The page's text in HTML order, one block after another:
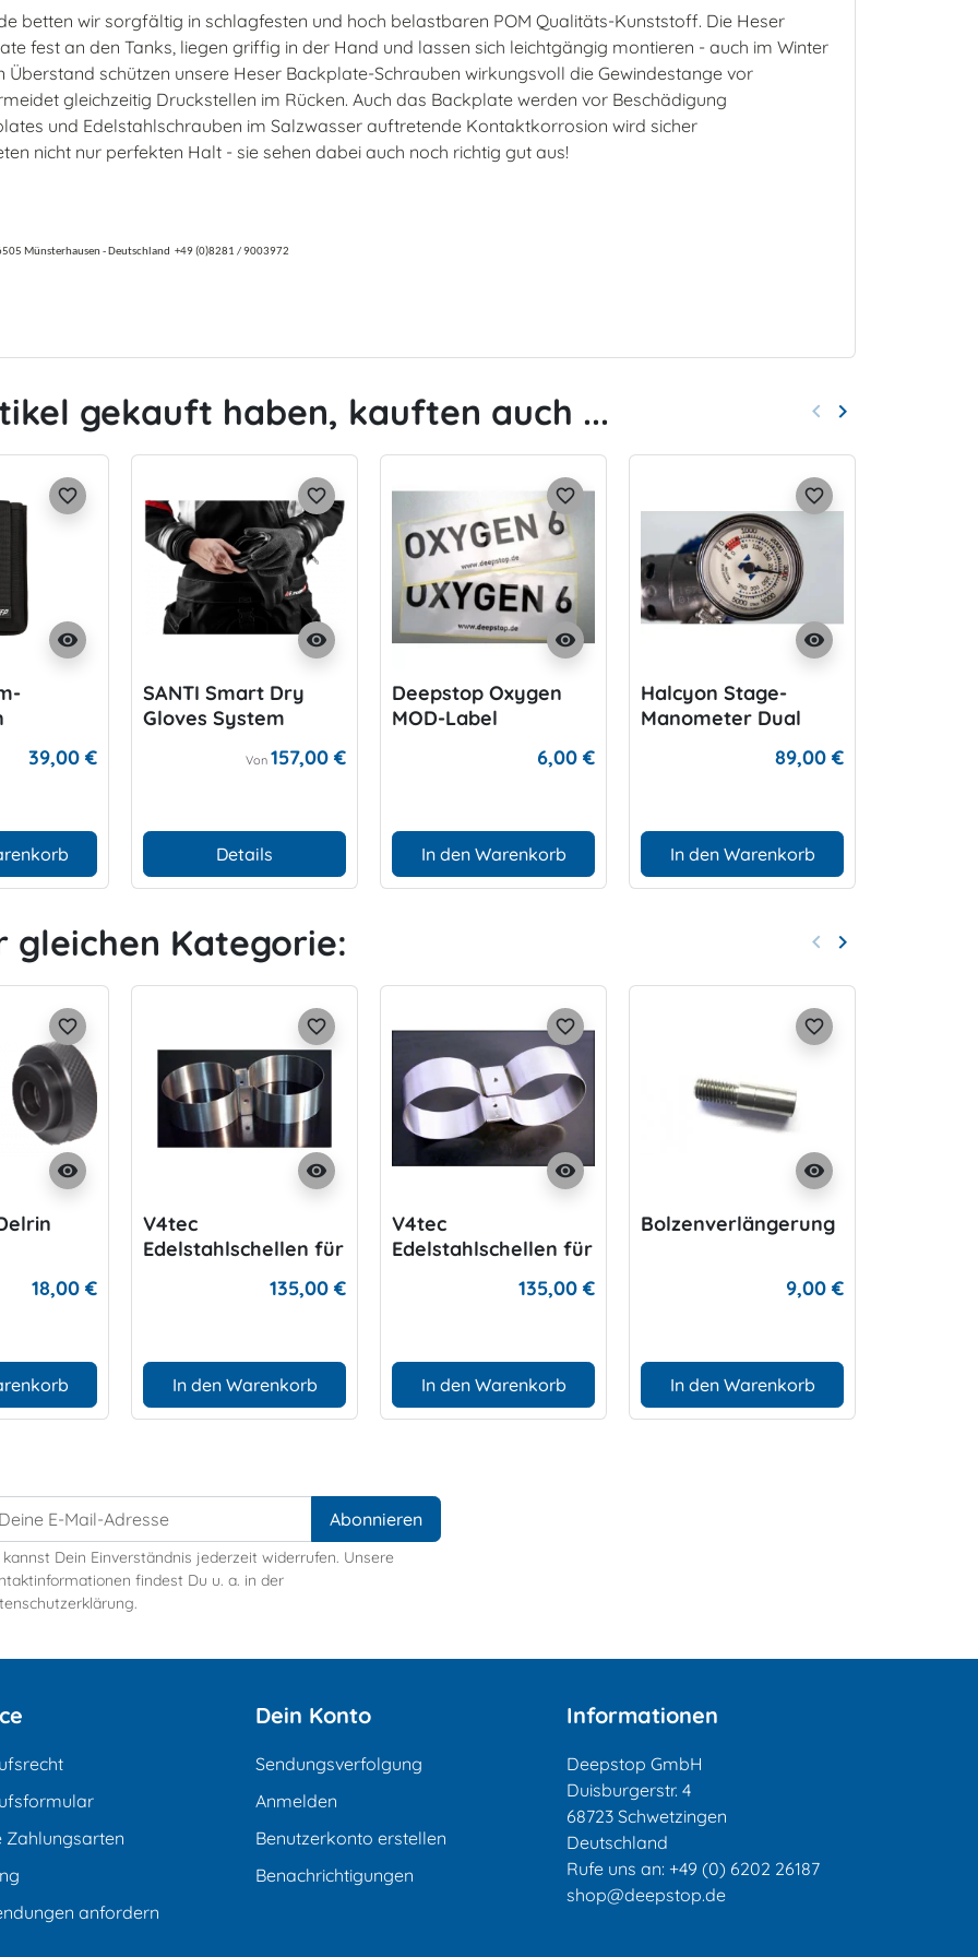
betten wir sorgfältig in schlagfesten und hoch belastbaren POM Qualitäts-Kunststoff. Die Heser
fest an den Tanks, liegen griffig in der Hand und lassen sich leichtgängig montieren - auch im Winter
Überstand schützen unsere Heser Backplate-Schrauben wirkungsvoll die Gewindestange vor
gleichzeitig Druckstellen im Rücken. Auch das Backplate werden vor Beschädigung
und Edelstahlschrauben im Salzwasser auftretende Kontaktkorrosion wird sicher
nicht nur perfekten Halt - sie sehen dabei auch noch richtig gut aus!
Münsterhausen - Deutschland +49 (0)8281 / 9003972
gekauft haben, kauften auch ... Zurück
keyboard_arrow_left Weiter
keyboard_arrow_right
visibility
favorite_border
39,00 €
visibility
favorite_border
SANTI Smart Dry
Gloves System
Von 157,00 €
Details
visibility
favorite_border
Deepstop Oxygen
MOD-Label
6,00 €
In den Warenkorb
visibility
favorite_border
Halcyon Stage-
Manometer Dual
89,00 €
In den Warenkorb
gleichen Kategorie: Zurück
keyboard_arrow_left Weiter
keyboard_arrow_right
visibility
favorite_border
18,00 €
visibility
favorite_border
V4tec
Edelstahlschellen für
135,00 €
In den Warenkorb
visibility
favorite_border
V4tec
Edelstahlschellen für
Brücke 185mm135,00 €
In den Warenkorb
visibility
favorite_border
Bolzenverlängerung
9,00 €
In den Warenkorb
kannst Dein Einverständnis jederzeit widerrufen. Unsere
findest Du u. a. in der
Zahlungsarten
anfordern
Dein Konto
Sendungsverfolgung
Anmelden
Benutzerkonto erstellen
Benachrichtigungen
Informationen
Deepstop GmbH
Duisburgerstr. 4
68723 Schwetzingen
Deutschland
Rufe uns an: +49 (0) 6202 26187
shop@deepstop.de